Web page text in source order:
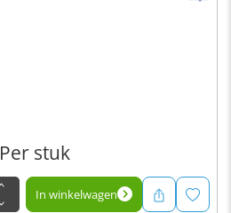
Per stuk
In winkelwagen